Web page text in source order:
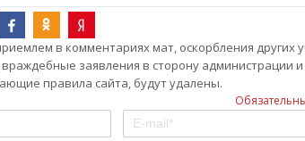
в комментариях мат, оскорбления других
заявления в сторону администрации
правила сайта, будут удалены.